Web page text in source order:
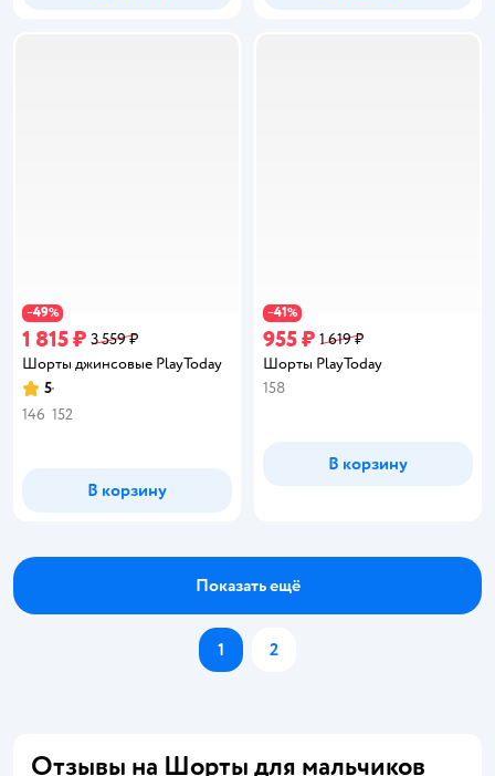
−49%
1 815 ₽ 3 559 ₽
Шорты джинсовые PlayToday
Рейтинг:
5
146 152
В корзину
−41%
955 ₽ 1 619 ₽
Шорты PlayToday
158
В корзину
Показать ещё
1 2
Отзывы на Шорты для мальчиков